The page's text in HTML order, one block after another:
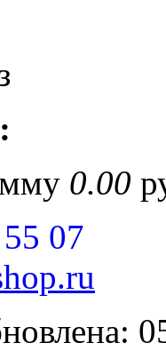
0.00
07